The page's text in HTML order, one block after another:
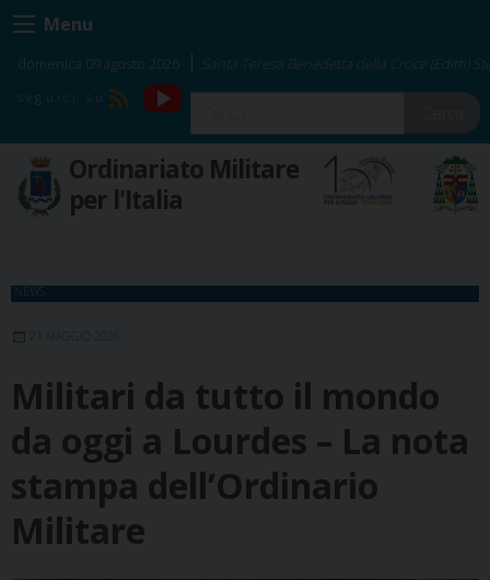
Skip
to
content
Menu
domenica 09 agosto 2026 Santa Teresa Benedetta della Croce (Edith)
RSS
YouTube
Ordinariato Militare
per l'Italia
NEWS
21 MAGGIO 2026
Militari da tutto il mondo
da oggi a Lourdes – La nota
stampa dell’Ordinario
Militare